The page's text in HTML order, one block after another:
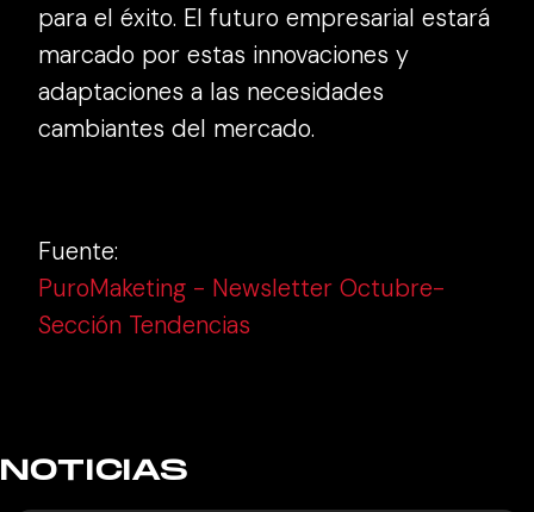
para el éxito. El futuro empresarial estará
marcado por estas innovaciones y
adaptaciones a las necesidades
cambiantes del mercado.
Fuente:
PuroMaketing - Newsletter Octubre-
Sección Tendencias
NOTICIAS